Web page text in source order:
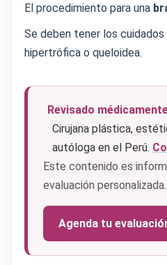
El procedimiento para una
Se deben tener los
hipertrófica o queloidea.
Revisado
Cirujana plástica,
autóloga en el Perú.
Este contenido es
evaluación personalizada.
Agenda tu